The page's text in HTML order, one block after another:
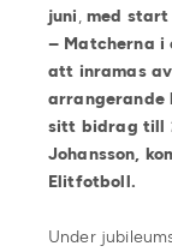
juni, med start
– Matcherna i
att inramas
arrangerande
sitt bidrag till
Johansson,
Elitfotboll.
Under